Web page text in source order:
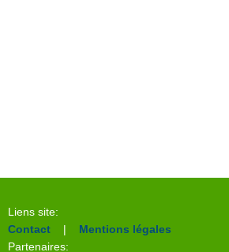
Liens site:
Contact | Mentions légales
Partenaires: